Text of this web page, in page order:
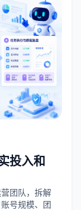
投入和
团队，拆解
号规模、团